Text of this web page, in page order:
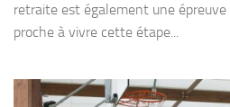
retraite est également une épreuve
proche à vivre cette étape...